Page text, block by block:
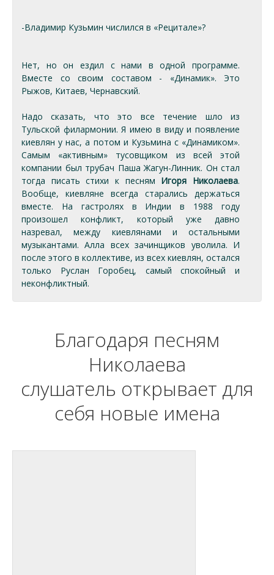
-Владимир Кузьмин числился в «Рецитале»?
Нет, но он ездил с нами в одной программе.
Вместе со своим составом - «Динамик». Это
Рыжов, Китаев, Чернавский.
Надо сказать, что это все течение шло из
Тульской филармонии. Я имею в виду и появление
киевлян у нас, а потом и Кузьмина с «Динамиком».
Самым «активным» тусовщиком из всей этой
компании был трубач Паша Жагун-Линник. Он стал
тогда писать стихи к песням Игоря Николаева.
Вообще, киевляне всегда старались держаться
вместе. На гастролях в Индии в 1988 году
произошел конфликт, который уже давно
назревал, между киевлянами и остальными
музыкантами. Алла всех зачинщиков уволила. И
после этого в коллективе, из всех киевлян, остался
только Руслан Горобец, самый спокойный и
неконфликтный.
Благодаря песням
Николаева
слушатель открывает для
себя новые имена